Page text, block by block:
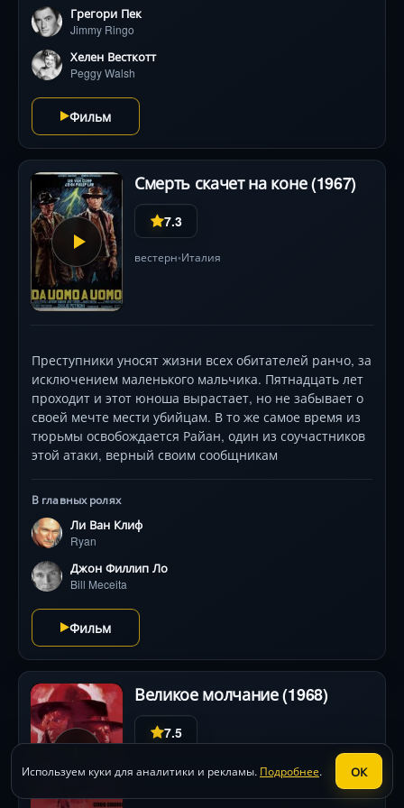
Грегори Пек
Jimmy Ringo
Хелен Весткотт
Peggy Walsh
Фильм
Смерть скачет на коне (1967)
7.3
вестерн•Италия
Преступники уносят жизни всех обитателей ранчо, за
исключением маленького мальчика. Пятнадцать лет
проходит и этот юноша вырастает, но не забывает о
своей мечте мести убийцам. В то же самое время из
тюрьмы освобождается Райан, один из соучастников
этой атаки, верный своим сообщникам
В главных ролях
Ли Ван Клиф
Ryan
Джон Филлип Ло
Bill Meceita
Фильм
Великое молчание (1968)
7.5
вестерн•Италия,Франция•1 ч. 45 мин.
Используем куки для аналитики и рекламы. Подробнее. ОК